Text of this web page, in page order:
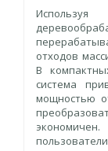
отходов
В
система
мощностью